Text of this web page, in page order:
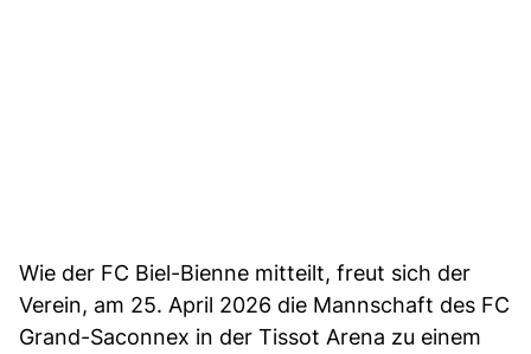
Wie der FC Biel-Bienne mitteilt, freut sich der
Verein, am 25. April 2026 die Mannschaft des FC
Grand-Saconnex in der Tissot Arena zu einem